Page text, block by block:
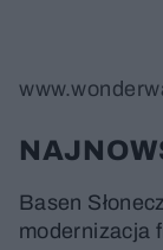
Basen
modernizacja